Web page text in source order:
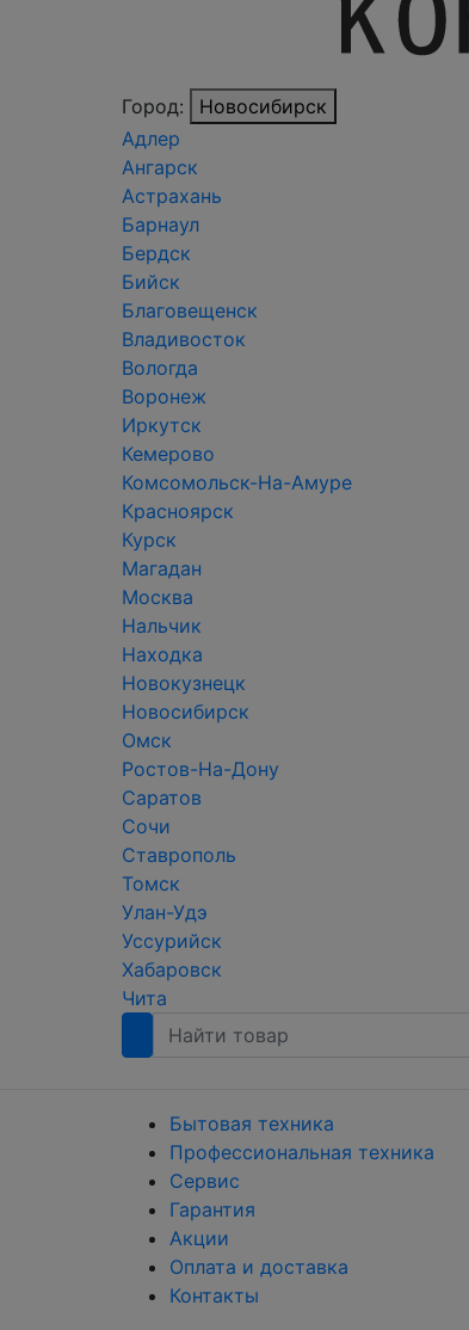
Город:
Новосибирск
Адлер
Ангарск
Астрахань
Барнаул
Бердск
Бийск
Благовещенск
Владивосток
Вологда
Воронеж
Иркутск
Кемерово
Комсомольск-На-Амуре
Красноярск
Курск
Магадан
Москва
Нальчик
Находка
Новокузнецк
Новосибирск
Омск
Ростов-На-Дону
Саратов
Сочи
Ставрополь
Томск
Улан-Удэ
Уссурийск
Хабаровск
Чита
Бытовая техника
Профессиональная техника
Сервис
Гарантия
Акции
Оплата и доставка
Контакты